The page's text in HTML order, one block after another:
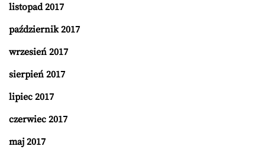
listopad 2017
październik 2017
wrzesień 2017
sierpień 2017
lipiec 2017
czerwiec 2017
maj 2017